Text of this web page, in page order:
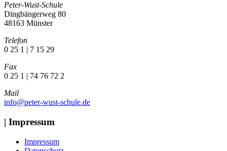
Peter-Wust-Schule
Dingbängerweg 80
48163 Münster
Telefon
0 25 1 | 7 15 29
Fax
0 25 1 | 74 76 72 2
Mail
info@peter-wust-schule.de
| Impressum
Impressum